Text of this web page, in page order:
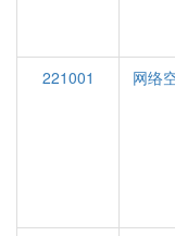
221001
网络